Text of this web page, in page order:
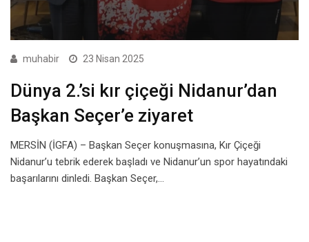
muhabir 23 Nisan 2025
Dünya 2.’si kır çiçeği Nidanur’dan
Başkan Seçer’e ziyaret
MERSİN (İGFA) – Başkan Seçer konuşmasına, Kır Çiçeği
Nidanur’u tebrik ederek başladı ve Nidanur’un spor hayatındaki
başarılarını dinledi. Başkan Seçer,…